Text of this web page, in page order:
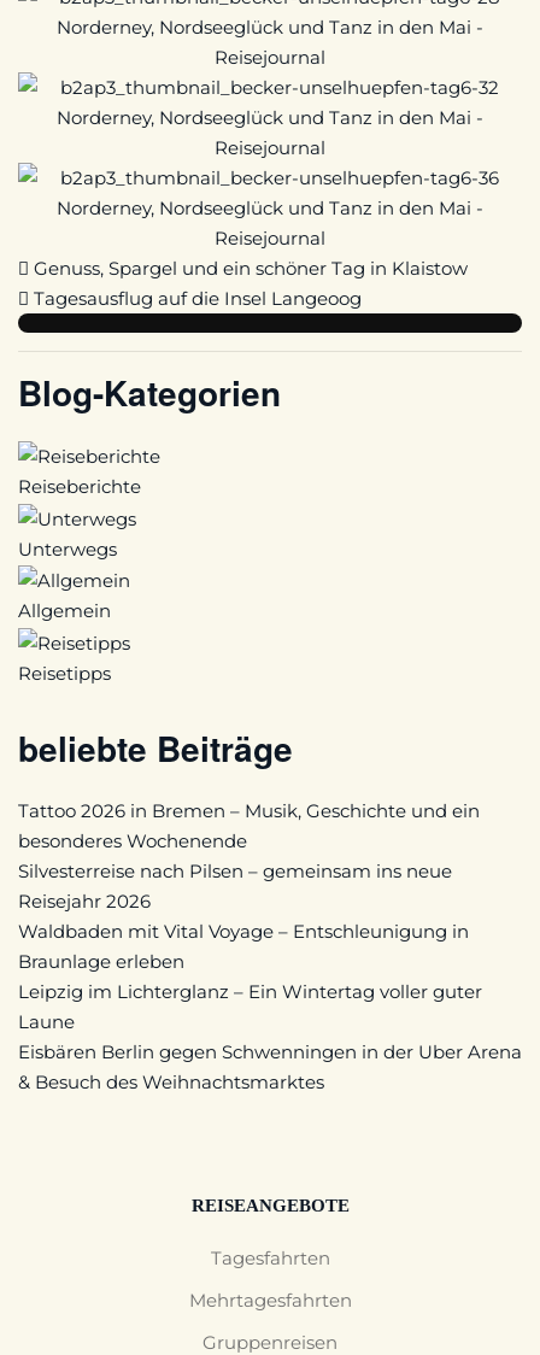
Genuss, Spargel und ein schöner Tag in Klaistow
Tagesausflug auf die Insel Langeoog
Blog-Kategorien
Reiseberichte
Unterwegs
Allgemein
Reisetipps
beliebte Beiträge
Tattoo 2026 in Bremen – Musik, Geschichte und ein
besonderes Wochenende
Silvesterreise nach Pilsen – gemeinsam ins neue
Reisejahr 2026
Waldbaden mit Vital Voyage – Entschleunigung in
Braunlage erleben
Leipzig im Lichterglanz – Ein Wintertag voller guter
Laune
Eisbären Berlin gegen Schwenningen in der Uber Arena
& Besuch des Weihnachtsmarktes
REISEANGEBOTE
Tagesfahrten
Mehrtagesfahrten
Gruppenreisen